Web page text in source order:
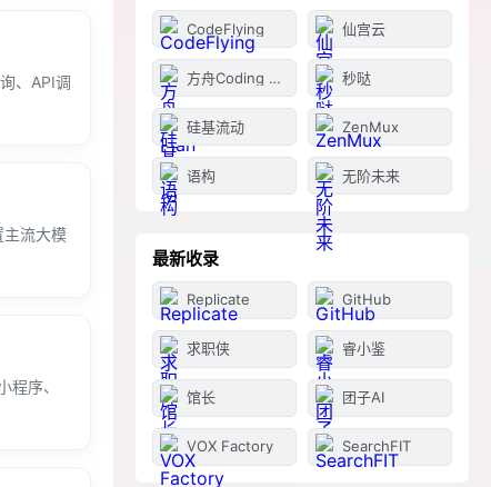
、API调
主流大模
程序、
CodeFlying 仙宫云
方舟Coding Plan 秒哒
硅基流动 ZenMux
语构 无阶未来
最新收录
Replicate GitHub
求职侠 睿小鉴
馆长 团子AI
VOX Factory SearchFIT